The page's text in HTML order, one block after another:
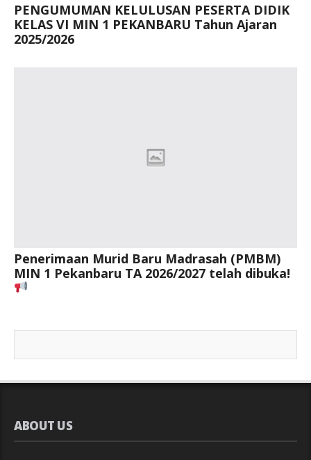
PENGUMUMAN KELULUSAN PESERTA DIDIK
KELAS VI MIN 1 PEKANBARU Tahun Ajaran
2025/2026
Penerimaan Murid Baru Madrasah (PMBM)
MIN 1 Pekanbaru TA 2026/2027 telah dibuka!
ABOUT US